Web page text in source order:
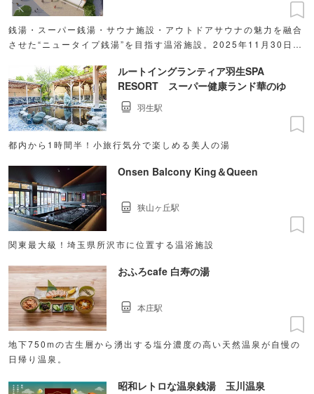
銭湯・スーパー銭湯・サウナ施設・アウトドアサウナの魅力を融合
させた“ニュータイプ銭湯”を目指す温浴施設。2025年11月30日
ルートイングランティア羽生SPA
RESORT スーパー健康ランド華のゆ
都内から1時間半！小旅行気分で楽しめる美人の湯
羽生駅
Onsen Balcony King＆Queen
関東最大級！埼玉県所沢市に位置する温浴施設
狭山ヶ丘駅
おふろcafe 白寿の湯
地下750mの古生層から湧出する塩分濃度の高い天然温泉が自慢の
日帰り温泉。
本庄駅
昭和レトロな温泉銭湯 玉川温泉